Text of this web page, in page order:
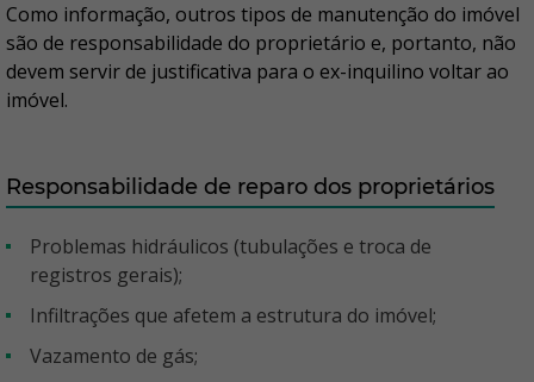
Como informação, outros tipos de manutenção do imóvel
são de responsabilidade do proprietário e, portanto, não
devem servir de justificativa para o ex-inquilino voltar ao
imóvel.
Responsabilidade de reparo dos proprietários
Problemas hidráulicos (tubulações e troca de
registros gerais);
Infiltrações que afetem a estrutura do imóvel;
Vazamento de gás;